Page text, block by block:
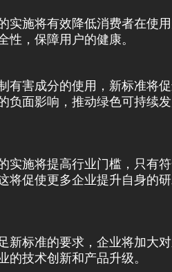
实施将有效降低消费者在使
性，保障用户的健康。
有害成分的使用，新标准将
负面影响，推动绿色可持续
实施将提高行业门槛，只有
将促使更多企业提升自身的
新标准的要求，企业将加大
的技术创新和产品升级。